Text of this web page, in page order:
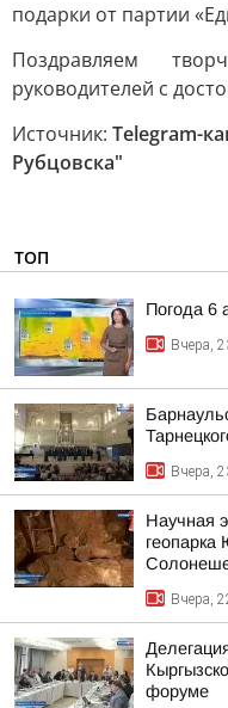
подарки от партии
Поздравляем
руководителей с
Источник: Telegram-
Рубцовска"
ТОП
Погода 6
Вчера,
Вчера,
Научная
Вчера,
форуме